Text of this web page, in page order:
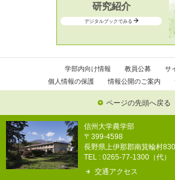
研究紹介
デジタルブックでみる
学部内向け情報 教員公募
サ
個人情報の保護
情報公開のご案内
ページの先頭へ戻る
信州大学農学部
〒399-4598
長野県上伊那郡南箕輪村
TEL : 0265-77-1300（代）
交通アクセス